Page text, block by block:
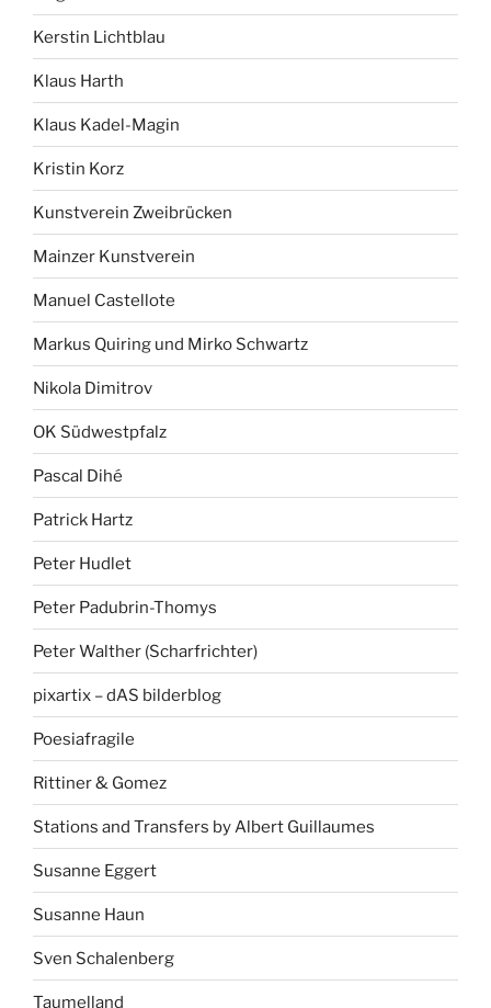
Kerstin Lichtblau
Klaus Harth
Klaus Kadel-Magin
Kristin Korz
Kunstverein Zweibrücken
Mainzer Kunstverein
Manuel Castellote
Markus Quiring und Mirko Schwartz
Nikola Dimitrov
OK Südwestpfalz
Pascal Dihé
Patrick Hartz
Peter Hudlet
Peter Padubrin-Thomys
Peter Walther (Scharfrichter)
pixartix – dAS bilderblog
Poesiafragile
Rittiner & Gomez
Stations and Transfers by Albert Guillaumes
Susanne Eggert
Susanne Haun
Sven Schalenberg
Taumelland